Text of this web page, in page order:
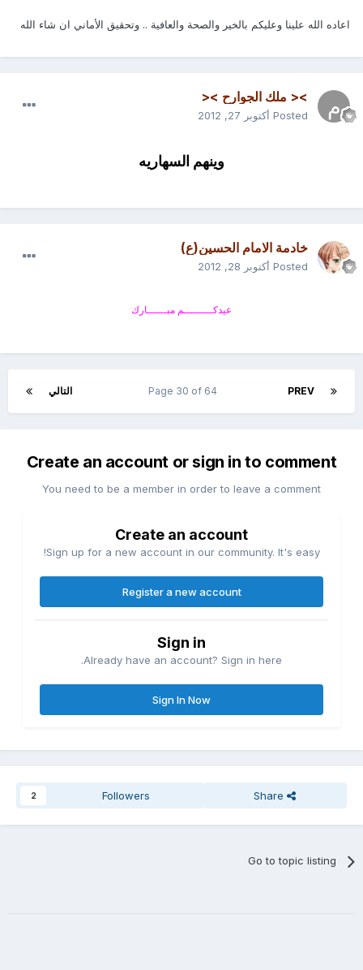
اعاده الله علينا وعليكم بالخير والصحة والعافية .. وتحقيق الأماني ان شاء الله
>< ملك الجوارح ><
Posted أكتوبر 27, 2012
وينهم السهاريه
خادمة الامام الحسين(ع)
Posted أكتوبر 28, 2012
عيدكـــــــــم مبــــــارك
PREV التالي Page 30 of 64
Create an account or sign in to comment
You need to be a member in order to leave a comment
Create an account
Sign up for a new account in our community. It's easy!
Register a new account
Sign in
Already have an account? Sign in here.
Sign In Now
Share
Followers
2
Go to topic listing